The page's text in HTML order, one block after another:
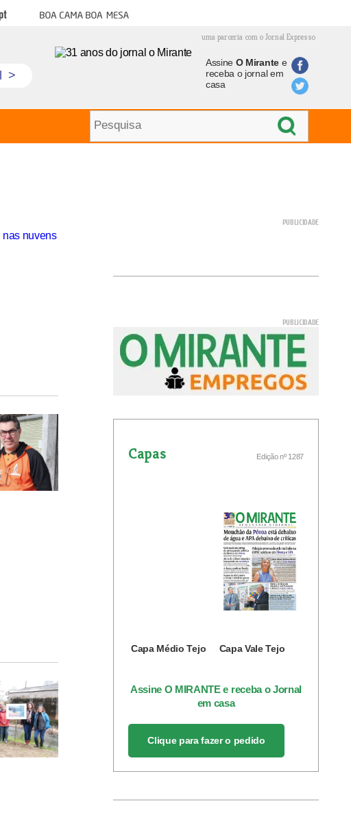
Boa cama boa mesa
uma parceria com o Jornal Expresso
>
Assine O Mirantee
receba o jornal em
casa
Capas Edição nº 1287
Capa Médio Tejo Capa Vale Tejo
Assine O MIRANTE e receba o Jornal
em casa
Clique para fazer o pedido